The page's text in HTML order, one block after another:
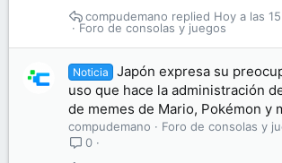
Foro de consolas y juegos
Hoy a las
compudemano
Noticia
Japón expresa su
uso que hace la administración
de memes de Mario, Pokémon y
compudemano
Foro de consolas y
0